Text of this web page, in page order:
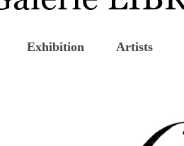
Exhibition Artists